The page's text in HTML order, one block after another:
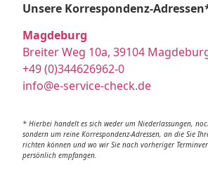
Unsere Korrespondenz-
Magdeburg
Breiter Weg 10a, 39104
+49 (0)344626962-0
info@e-service-check.de
* Hierbei handelt es sich weder um Niederlassungen,
sondern um reine Korrespondenz-Adressen, an die Sie
richten können und wo wir Sie nach vorheriger
persönlich empfangen.